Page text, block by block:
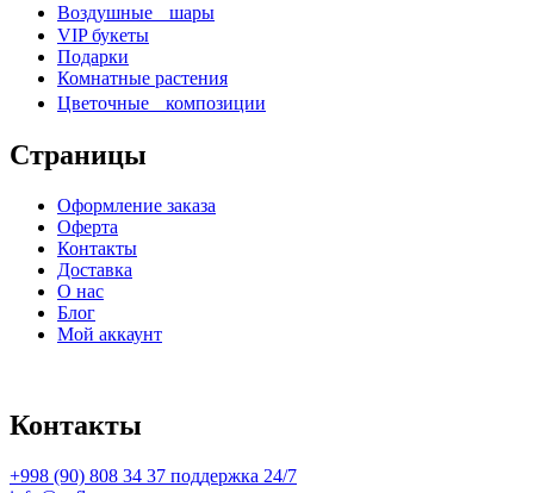
Воздушные шары
VIP букеты
Подарки
Комнатные растения
Цветочные композиции
Страницы
Оформление заказа
Оферта
Контакты
Доставка
О нас
Блог
Мой аккаунт
Контакты
+998 (90) 808 34 37 поддержка 24/7